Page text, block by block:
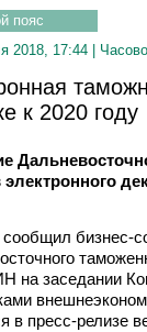
пояс
2018, 17:44 |
к 2020 году
электронного
бизнес-
заседании
в пресс-релизе